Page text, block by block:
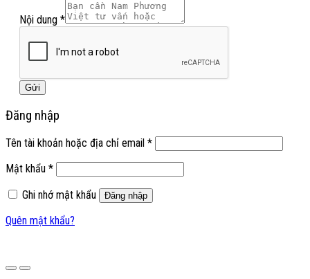
Nội dung *
Gửi
Đăng nhập
Tên tài khoản hoặc địa chỉ email *
Mật khẩu *
Ghi nhớ mật khẩu
Đăng nhập
Quên mật khẩu?